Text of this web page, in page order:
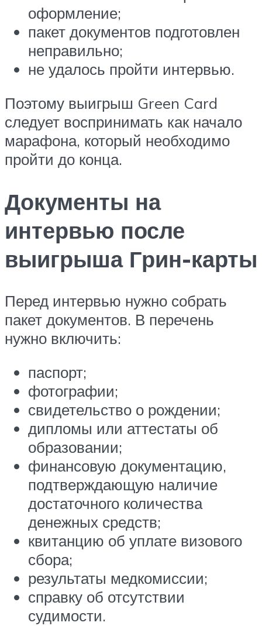
оформление;
пакет документов подготовлен
неправильно;
не удалось пройти интервью.
Поэтому выигрыш Green Card
следует воспринимать как начало
марафона, который необходимо
пройти до конца.
Документы на
интервью после
выигрыша Грин-карты
Перед интервью нужно собрать
пакет документов. В перечень
нужно включить:
паспорт;
фотографии;
свидетельство о рождении;
дипломы или аттестаты об
образовании;
финансовую документацию,
подтверждающую наличие
достаточного количества
денежных средств;
квитанцию об уплате визового
сбора;
результаты медкомиссии;
справку об отсутствии
судимости.